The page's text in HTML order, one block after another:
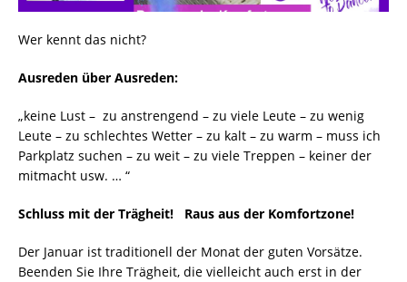
Wer kennt das nicht?
Ausreden über Ausreden:
„keine Lust – zu anstrengend – zu viele Leute – zu wenig
Leute – zu schlechtes Wetter – zu kalt – zu warm – muss ich
Parkplatz suchen – zu weit – zu viele Treppen – keiner der
mitmacht usw. … “
Schluss mit der Trägheit! Raus aus der Komfortzone!
Der Januar ist traditionell der Monat der guten Vorsätze.
Beenden Sie Ihre Trägheit, die vielleicht auch erst in der